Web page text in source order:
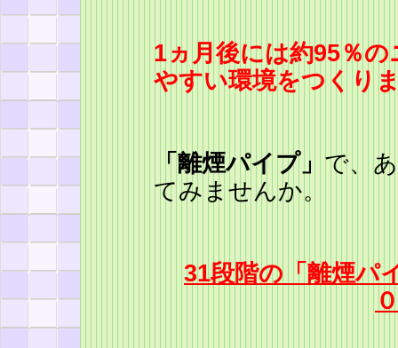
1ヵ月後には約95％
やすい環境をつくり
「離煙パイプ」 で、
てみませんか。
31段階の「離煙